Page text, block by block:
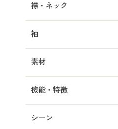
襟・ネック
袖
素材
機能・特徴
シーン